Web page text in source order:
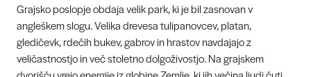
Grajsko poslopje obdaja velik park, ki je bil zasnovan v
angleškem slogu. Velika drevesa tulipanovcev, platan,
gledičevk, rdečih bukev, gabrov in hrastov navdajajo z
veličastnostjo in več stoletno dolgoživostjo. Na grajskem